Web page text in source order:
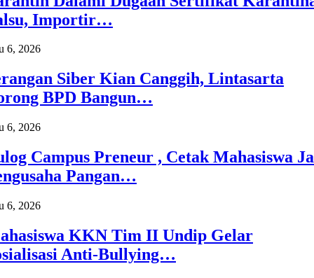
Importir…
6, 2026
Siber Kian Canggih, Lintasarta
BPD Bangun…
6, 2026
Campus Preneur , Cetak Mahasiswa
Pangan…
6, 2026
KKN Tim II Undip Gelar
Anti-Bullying…